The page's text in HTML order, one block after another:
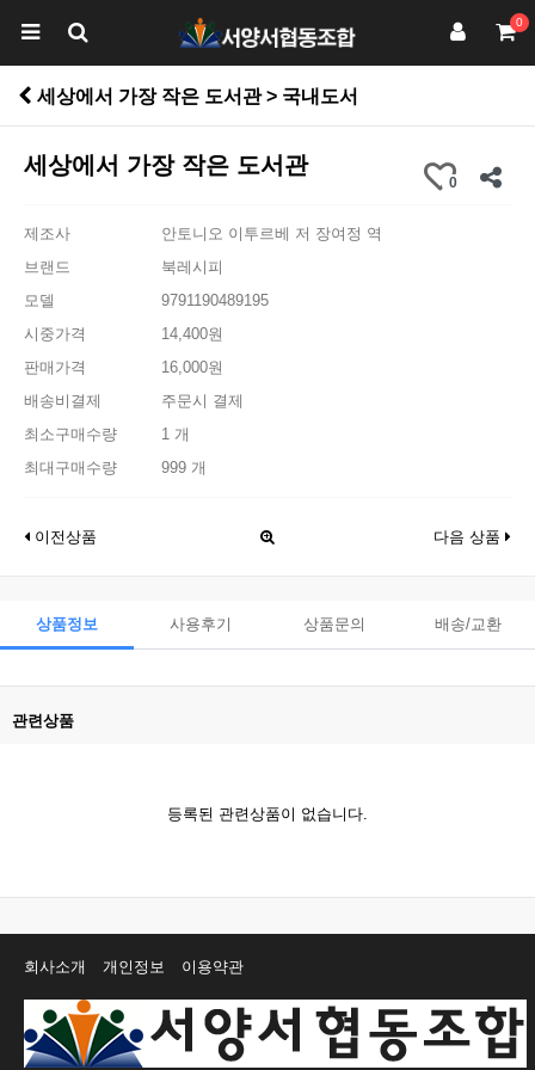
0
세상에서 가장 작은 도서관 > 국내도서
세상에서 가장 작은 도서관
0
제조사
안토니오 이투르베 저 장여정 역
브랜드
북레시피
모델
9791190489195
시중가격
14,400원
판매가격
16,000원
배송비결제
주문시 결제
최소구매수량
1 개
최대구매수량
999 개
이전상품 다음 상품
상품정보 사용후기 상품문의 배송/교환
관련상품
등록된 관련상품이 없습니다.
회사소개 개인정보 이용약관